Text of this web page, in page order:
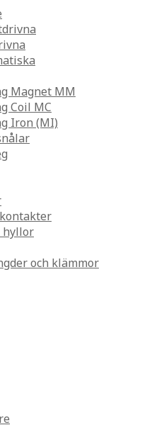
Magnet MM
Coil MC
Iron (MI)
hyllor
och klämmor